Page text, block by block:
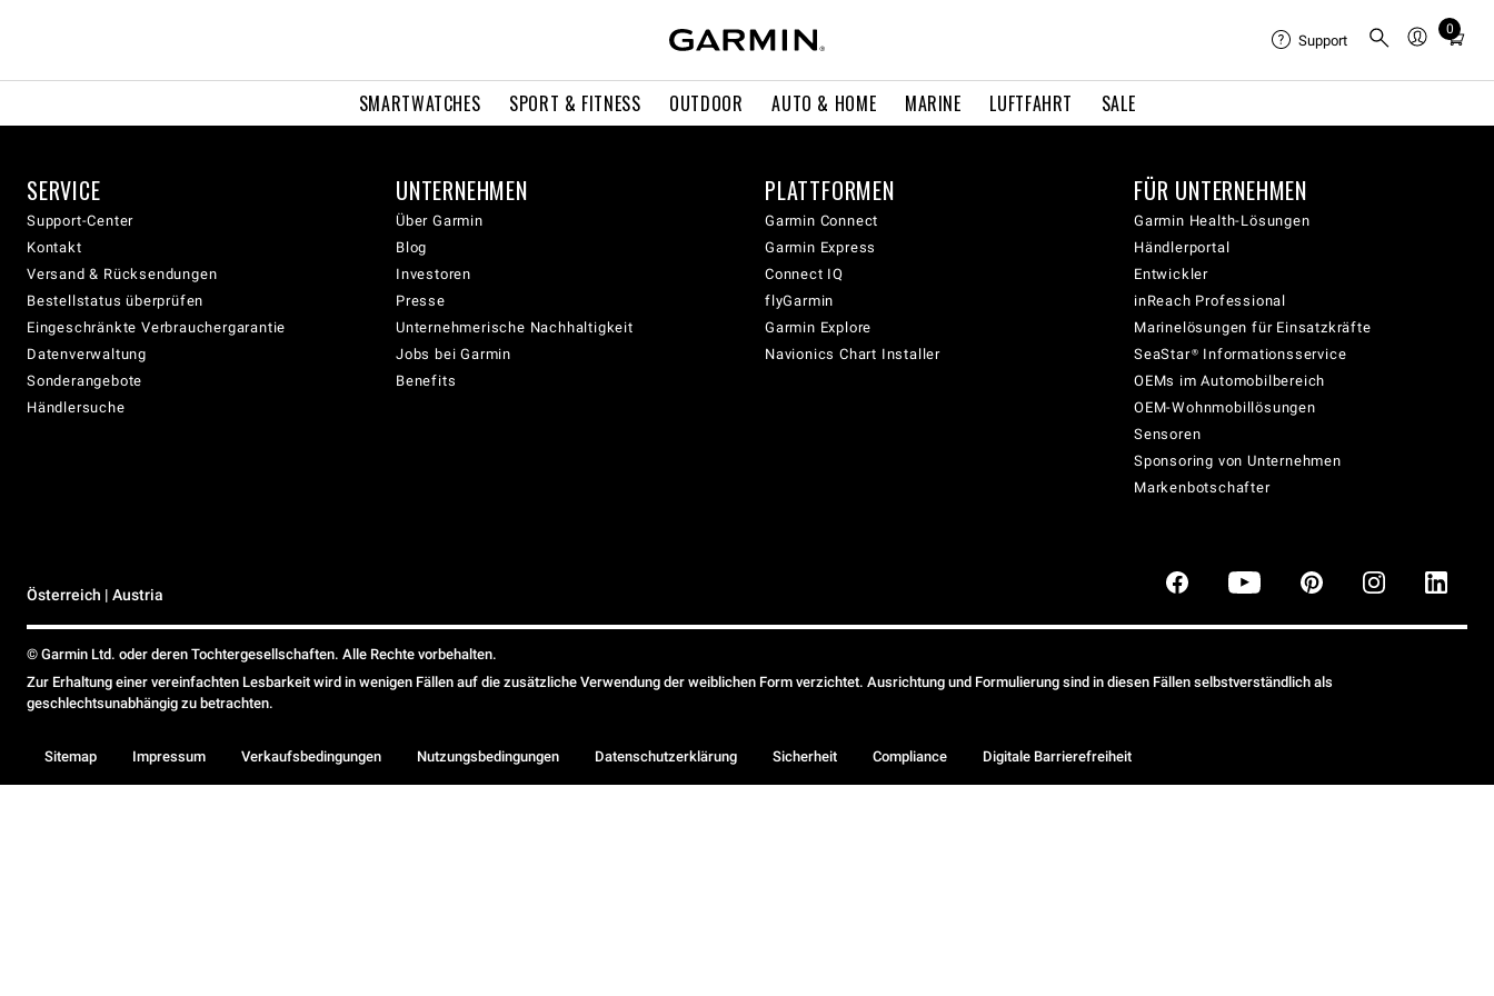
SMARTWATCHES SPORT & FITNESS OUTDOOR AUTO & HOME MARINE LUFTFAHRT SALE
Support
0
Total
cart:
SERVICE
Support-Center
Kontakt
Versand & Rücksendungen
Bestellstatus überprüfen
Eingeschränkte Verbrauchergarantie
Datenverwaltung
Sonderangebote
Händlersuche
UNTERNEHMEN
Über Garmin
Blog
Investoren
Presse
Unternehmerische Nachhaltigkeit
Jobs bei Garmin
Benefits
PLATTFORMEN
Garmin Connect
Garmin Express
Connect IQ
flyGarmin
Garmin Explore
Navionics Chart Installer
FÜR UNTERNEHMEN
Garmin Health-Lösungen
Händlerportal
Entwickler
inReach Professional
Marinelösungen für Einsatzkräfte
SeaStar® Informationsservice
OEMs im Automobilbereich
OEM-Wohnmobillösungen
Sensoren
Sponsoring von Unternehmen
Markenbotschafter
Österreich | Austria
© Garmin Ltd. oder deren Tochtergesellschaften. Alle Rechte vorbehalten.
Zur Erhaltung einer vereinfachten Lesbarkeit wird in wenigen Fällen auf die zusätzliche Verwendung der weiblichen Form verzichtet. Ausrichtung und Formulierung sind in diesen Fällen selbstverständlich als
geschlechtsunabhängig zu betrachten.
Sitemap Impressum Verkaufsbedingungen Nutzungsbedingungen Datenschutzerklärung Sicherheit Compliance Digitale Barrierefreiheit